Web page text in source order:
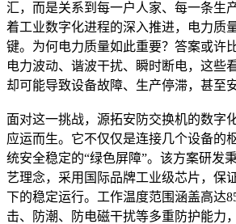
汇，而是关系到每一户人家、每一条生
着工业数字化进程的深入推进，电力质
键。为何电力质量如此重要？答案或
电力波动、谐波干扰、瞬时断电，这些
却可能导致设备故障、生产停滞，甚至
面对这一挑战，源拓安防交换机的数字
应运而生。它不仅仅是连接几个设备的
统安全稳定的“绿色屏障”。该方案研发
艺理念，采用国际品牌工业级芯片，保
下的稳定运行。工作温度范围涵盖高达
击、防潮、防电磁干扰等多重防护能力